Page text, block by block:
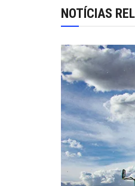
NOTÍCIAS